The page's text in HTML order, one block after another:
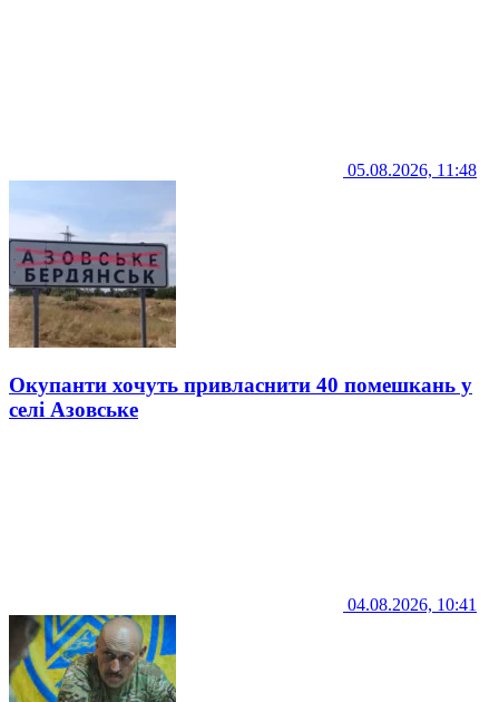
05.08.2026, 11:48
Окупанти хочуть привласнити 40 помешкань у
селі Азовське
04.08.2026, 10:41